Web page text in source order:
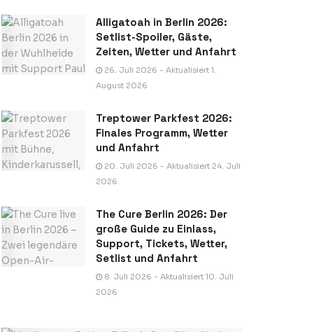
Alligatoah in Berlin 2026:
Setlist-Spoiler, Gäste,
Zeiten, Wetter und Anfahrt
26. Juli 2026 - Aktualisiert 1.
August 2026
Treptower Parkfest 2026:
Finales Programm, Wetter
und Anfahrt
20. Juli 2026 - Aktualisiert 24. Juli
2026
The Cure Berlin 2026: Der
große Guide zu Einlass,
Support, Tickets, Wetter,
Setlist und Anfahrt
8. Juli 2026 - Aktualisiert 10. Juli
2026